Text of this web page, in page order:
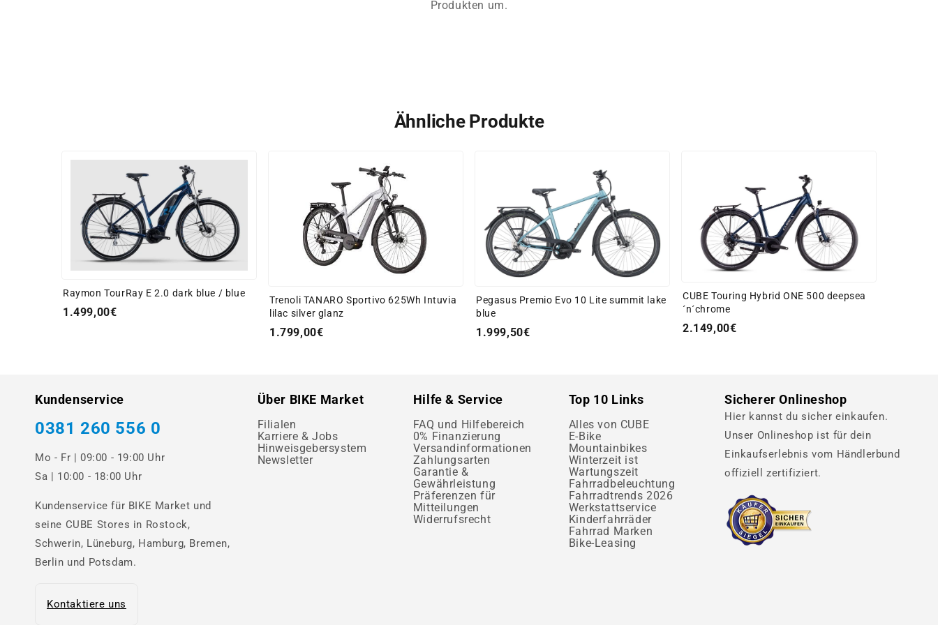
Produkten um.
Ähnliche Produkte
Raymon TourRay E 2.0 dark blue / blue
1.499,00€
Trenoli TANARO Sportivo 625Wh Intuvia
lilac silver glanz
1.799,00€
Pegasus Premio Evo 10 Lite summit lake
blue
1.999,50€
CUBE Touring Hybrid ONE 500 deepsea
´n´chrome
2.149,00€
Kundenservice
0381 260 556 0
Mo - Fr | 09:00 - 19:00 Uhr
Sa | 10:00 - 18:00 Uhr
Kundenservice für BIKE Market und
seine CUBE Stores in Rostock,
Schwerin, Lüneburg, Hamburg, Bremen,
Berlin und Potsdam.
Kontaktiere uns
Über BIKE Market
Filialen
Karriere & Jobs
Hinweisgebersystem
Newsletter
Hilfe & Service
FAQ und Hilfebereich
0% Finanzierung
Versandinformationen
Zahlungsarten
Garantie &
Gewährleistung
Präferenzen für
Mitteilungen
Widerrufsrecht
Top 10 Links
Alles von CUBE
E-Bike
Mountainbikes
Winterzeit ist
Wartungszeit
Fahrradbeleuchtung
Fahrradtrends 2026
Werkstattservice
Kinderfahrräder
Fahrrad Marken
Bike-Leasing
Sicherer Onlineshop
Hier kannst du sicher einkaufen.
Unser Onlineshop ist für dein
Einkaufserlebnis vom Händlerbund
offiziell zertifiziert.